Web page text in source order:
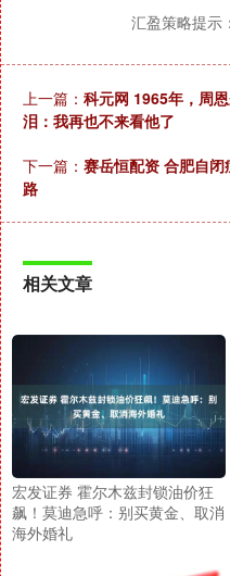
汇盈策略提示
上一篇： 科元网 1965年，周
泪：我再也不来看他了
下一篇： 赛岳恒配资 合肥自
路
相关文章
宏发证券 霍尔木兹封锁油价狂
飙！莫迪急呼：别买黄金、取消
海外婚礼